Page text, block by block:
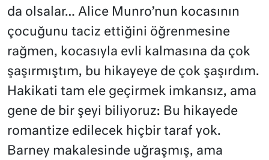
da olsalar… Alice Munro’nun kocasının
çocuğunu taciz ettiğini öğrenmesine
rağmen, kocasıyla evli kalmasına da çok
şaşırmıştım, bu hikayeye de çok şaşırdım.
Hakikati tam ele geçirmek imkansız, ama
gene de bir şeyi biliyoruz: Bu hikayede
romantize edilecek hiçbir taraf yok.
Barney makalesinde uğraşmış, ama